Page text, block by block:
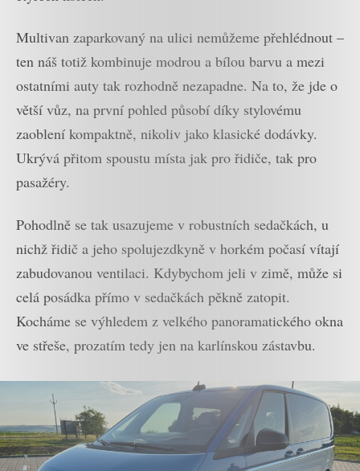
Multivan zaparkovaný na ulici nemůžeme přehlédnout –
ten náš totiž kombinuje modrou a bílou barvu a mezi
ostatními auty tak rozhodně nezapadne. Na to, že jde o
větší vůz, na první pohled působí díky stylovému
zaoblení kompaktně, nikoliv jako klasické dodávky.
Ukrývá přitom spoustu místa jak pro řidiče, tak pro
pasažéry.
Pohodlně se tak usazujeme v robustních sedačkách, u
nichž řidič a jeho spolujezdkyně v horkém počasí vítají
zabudovanou ventilaci. Kdybychom jeli v zimě, může si
celá posádka přímo v sedačkách pěkně zatopit.
Kocháme se výhledem z velkého panoramatického okna
ve střeše, prozatím tedy jen na karlínskou zástavbu.